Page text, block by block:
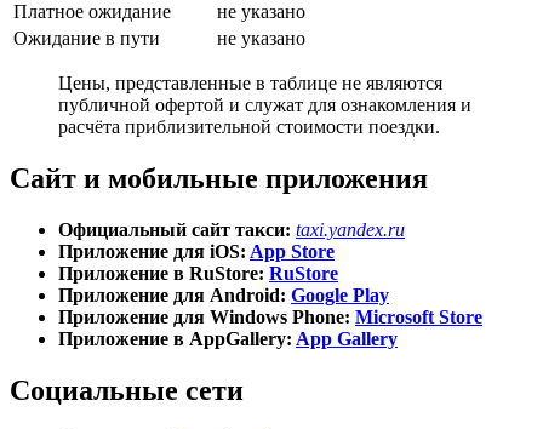
Платное ожидание
не указано
Ожидание в пути
не указано
Цены, представленные в таблице не являются
публичной офертой и служат для ознакомления и
расчёта приблизительной стоимости поездки.
Сайт и мобильные приложения
Официальный сайт такси: taxi.yandex.ru
Приложение для iOS: App Store
Приложение в RuStore: RuStore
Приложение для Android: Google Play
Приложение для Windows Phone: Microsoft Store
Приложение в AppGallery: App Gallery
Социальные сети